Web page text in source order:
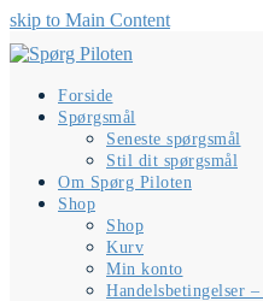
skip to Main Content
Forside
Spørgsmål
Seneste spørgsmål
Stil dit spørgsmål
Om Spørg Piloten
Shop
Shop
Kurv
Min konto
Handelsbetingelser